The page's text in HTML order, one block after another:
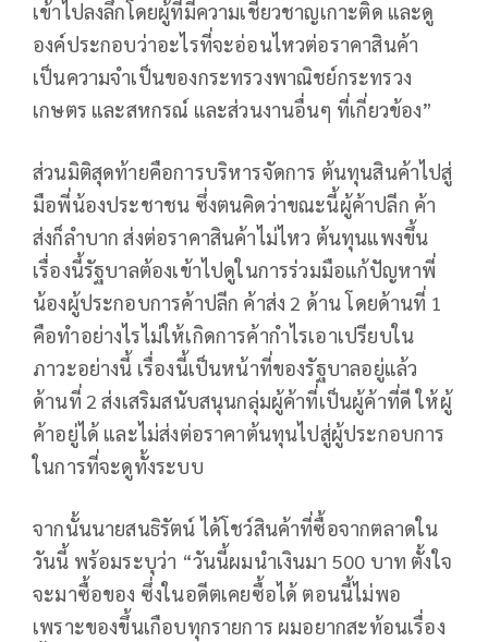
เข้าไปลงลึกโดยผู้ที่มีความเชี่ยวชาญเกาะติด และดู
องค์ประกอบว่าอะไรที่จะอ่อนไหวต่อราคาสินค้า
เป็นความจำเป็นของกระทรวงพาณิชย์กระทรวง
เกษตร และสหกรณ์ และส่วนงานอื่นๆ ที่เกี่ยวข้อง”
ส่วนมิติสุดท้ายคือการบริหารจัดการ ต้นทุนสินค้าไปสู่
มือพี่น้องประชาชน ซึ่งตนคิดว่าขณะนี้ผู้ค้าปลีก ค้า
ส่งก็ลำบาก ส่งต่อราคาสินค้าไม่ไหว ต้นทุนแพงขึ้น
เรื่องนี้รัฐบาลต้องเข้าไปดูในการร่วมมือแก้ปัญหาพี่
น้องผู้ประกอบการค้าปลีก ค้าส่ง 2 ด้าน โดยด้านที่ 1
คือทำอย่างไรไม่ให้เกิดการค้ากำไรเอาเปรียบใน
ภาวะอย่างนี้ เรื่องนี้เป็นหน้าที่ของรัฐบาลอยู่แล้ว
ด้านที่ 2 ส่งเสริมสนับสนุนกลุ่มผู้ค้าที่เป็นผู้ค้าที่ดี ให้ผู้
ค้าอยู่ได้ และไม่ส่งต่อราคาต้นทุนไปสู่ผู้ประกอบการ
ในการที่จะดูทั้งระบบ
จากนั้นนายสนธิรัตน์ ได้โชว์สินค้าที่ซื้อจากตลาดใน
วันนี้ พร้อมระบุว่า “วันนี้ผมนำเงินมา 500 บาท ตั้งใจ
จะมาซื้อของ ซึ่งในอดีตเคยซื้อได้ ตอนนี้ไม่พอ
เพราะของขึ้นเกือบทุกรายการ ผมอยากสะท้อนเรื่อง